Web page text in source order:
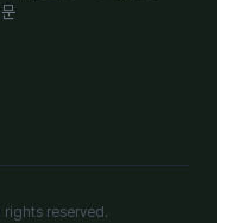
문
rights reserved.